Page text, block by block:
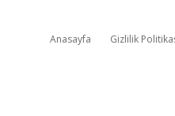
Anasayfa Gizlilik